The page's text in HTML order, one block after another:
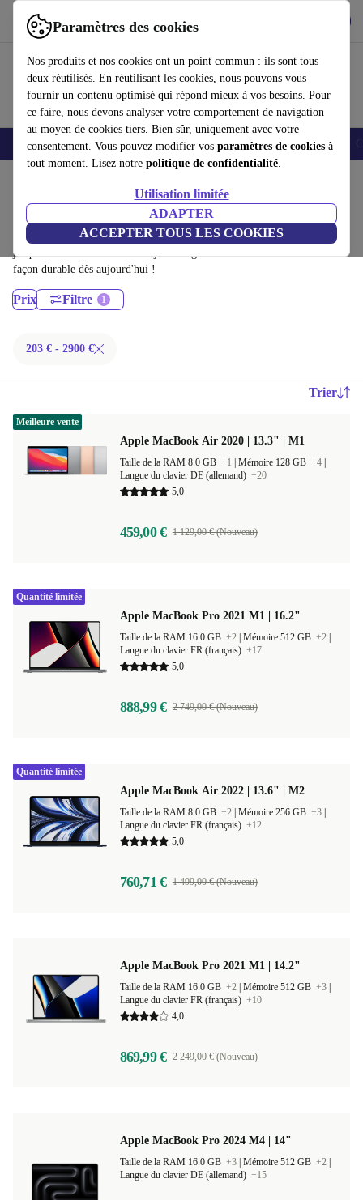
Paramètres des cookies
Nos produits et nos cookies ont un point commun : ils sont tous
deux réutilisés. En réutilisant les cookies, nous pouvons vous
fournir un contenu optimisé qui répond mieux à vos besoins. Pour
ce faire, nous devons analyser votre comportement de navigation
au moyen de cookies tiers. Bien sûr, uniquement avec votre
consentement. Vous pouvez modifier vos paramètres de cookies à
tout moment. Lisez notre politique de confidentialité.
Utilisation limitée
ADAPTER
ACCEPTER TOUS LES COOKIES
Utilisez refurbed rapidement et facilement
Smartphones Laptops Tablettes Montres connectées Accessoires
MacBooks:
MacBooks certifiés reconditionnés à moins de 2900€ – économisez
jusqu'à 40 %. Retours sous 30 jours et garantie de 12 mois. Achetez de
façon durable dès aujourd'hui !
Prix Filtre
203 € - 2900 €
Trier
Apple MacBook Air 2020 | 13.3" | M1
Taille de la RAM 8.0 GB +1 Mémoire 128 GB +4
Langue du clavier DE (allemand) +20
5,0
459,00 € 1 129,00 € (Nouveau)
Meilleure vente
Apple MacBook Pro 2021 M1 | 16.2"
Taille de la RAM 16.0 GB +2 Mémoire 512 GB +2
Langue du clavier FR (français) +17
5,0
888,99 € 2 749,00 € (Nouveau)
Quantité limitée
Apple MacBook Air 2022 | 13.6" | M2
Taille de la RAM 8.0 GB +2 Mémoire 256 GB +3
Langue du clavier FR (français) +12
5,0
760,71 € 1 499,00 € (Nouveau)
Quantité limitée
Apple MacBook Pro 2021 M1 | 14.2"
Taille de la RAM 16.0 GB +2 Mémoire 512 GB +3
Langue du clavier FR (français) +10
4,0
869,99 € 2 249,00 € (Nouveau)
Apple MacBook Pro 2024 M4 | 14"
Taille de la RAM 16.0 GB +3 Mémoire 512 GB +2
Langue du clavier DE (allemand) +15